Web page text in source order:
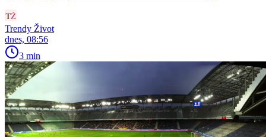
Trendy Život
dnes, 08:56
3 min